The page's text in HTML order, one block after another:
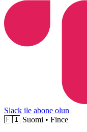
Slack ile abone olun
🇫🇮 Suomi • Fince